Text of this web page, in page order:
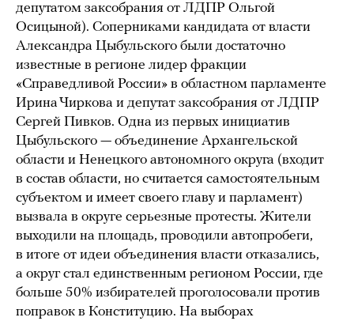
депутатом заксобрания от ЛДПР Ольгой
Осицыной). Соперниками кандидата от власти
Александра Цыбульского были достаточно
известные в регионе лидер фракции
«Справедливой России» в областном парламенте
Ирина Чиркова и депутат заксобрания от ЛДПР
Сергей Пивков. Одна из первых инициатив
Цыбульского — объединение Архангельской
области и Ненецкого автономного округа (входит
в состав области, но считается самостоятельным
субъектом и имеет своего главу и парламент)
вызвала в округе серьезные протесты. Жители
выходили на площадь, проводили автопробеги,
в итоге от идеи объединения власти отказались,
а округ стал единственным регионом России, где
больше 50% избирателей проголосовали против
поправок в Конституцию. На выборах